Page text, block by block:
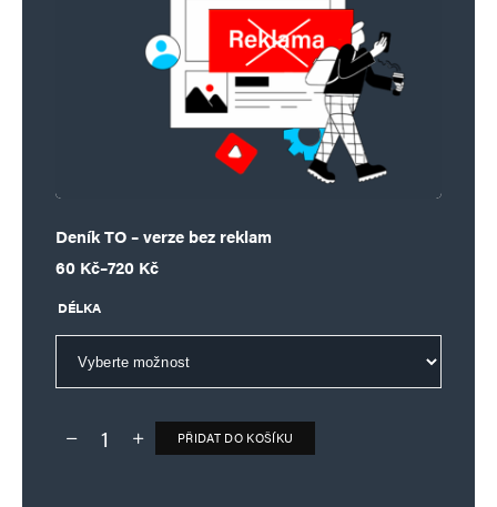
Deník TO – verze bez reklam
60 Kč–720 Kč
Rozpětí cen: 60 Kč až 720 Kč
DÉLKA
Deník TO – verze bez reklam množství
PŘIDAT DO KOŠÍKU